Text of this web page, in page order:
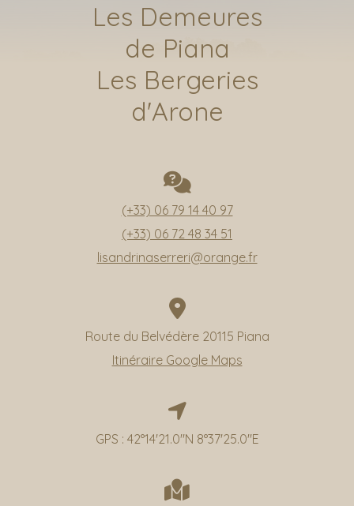
Demeures et Bergerie
Piana et alentours
Les Roches Rouges
Le Café de la Plage
Accès et Contacts
Les Demeures
de Piana
Les Bergeries
d'Arone
(+33) 06 79 14 40 97
(+33) 06 72 48 34 51
lisandrinaserreri@orange.fr
Route du Belvédère 20115 Piana
Itinéraire Google Maps
GPS : 42°14'21.0"N 8°37'25.0"E